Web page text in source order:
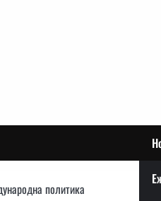
политика